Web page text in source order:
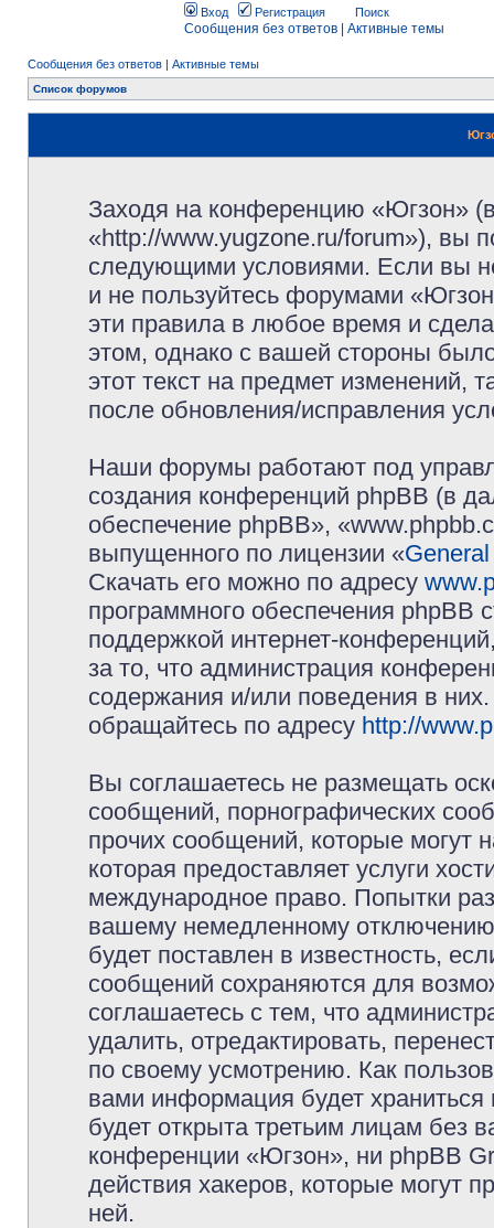
Вход Регистрация Поиск
Сообщения без ответов Активные темы
Сообщения без ответов | Активные темы
Список форумов
Заходя на конференцию «Югзон»
«http://www.yugzone.ru/forum»), вы
следующими условиями. Если вы
и не пользуйтесь форумами
эти правила в любое время и
этом, однако с вашей стороны
этот текст на предмет изменений,
после обновления/исправления
Наши форумы работают под
создания конференций phpBB (в
обеспечение phpBB»,
выпущенного по лицензии «
Скачать его можно по адресу
программного обеспечения phpBB
поддержкой интернет-
за то, что администрация
содержания и/или поведения в
обращайтесь по адресу http://
Вы соглашаетесь не размещать
сообщений, порнографических
прочих сообщений, которые могут
которая предоставляет услуги
международное право. Попытки
вашему немедленному
будет поставлен в известность,
сообщений сохраняются для
соглашаетесь с тем, что
удалить, отредактировать,
по своему усмотрению. Как
вами информация будет
будет открыта третьим лицам без
конференции «Югзон», ни phpBB
действия хакеров, которые могут
ней.